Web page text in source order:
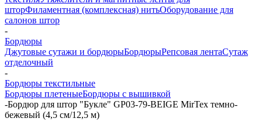
шторФиламентная (комплексная) нитьОборудование для
салонов штор
-
Бордюры
Джутовые сутажи и бордюрыБордюрыРепсовая лентаСутаж
отделочный
-
Бордюры текстильные
Бордюры плетеныеБордюры с вышивкой
-Бордюр для штор "Букле" GP03-79-BEIGE MirTex темно-
бежевый (4,5 см/12,5 м)